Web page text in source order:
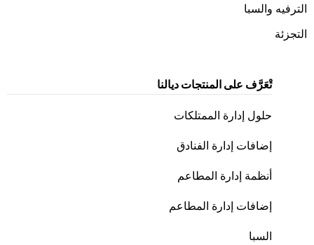
الترفيه والسبا
التجزئة
تْعَرَّف على المنتجات ديالنا
حلول إدارة الممتلكات
إضافات إدارة الفنادق
أنظمة إدارة المطاعم
إضافات إدارة المطاعم
السبا